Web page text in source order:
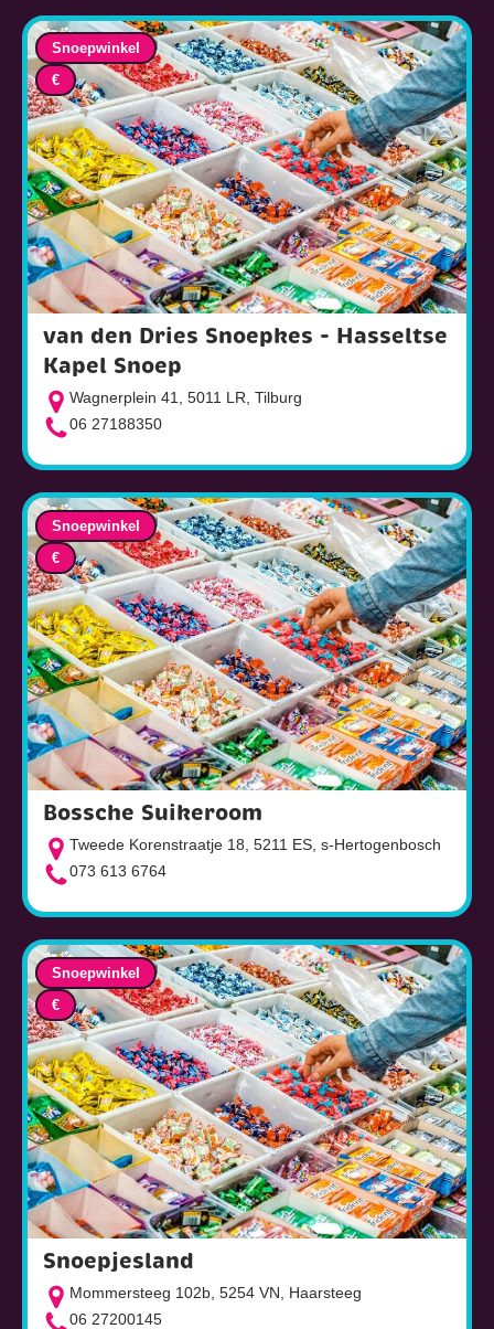
van den Dries Snoepkes - Hasseltse
Kapel Snoep
Wagnerplein 41, 5011 LR, Tilburg
06 27188350
Snoepwinkel
€
Bossche Suikeroom
Tweede Korenstraatje 18, 5211 ES, s-Hertogenbosch
073 613 6764
Snoepwinkel
€
Snoepjesland
Mommersteeg 102b, 5254 VN, Haarsteeg
06 27200145
Snoepwinkel
€